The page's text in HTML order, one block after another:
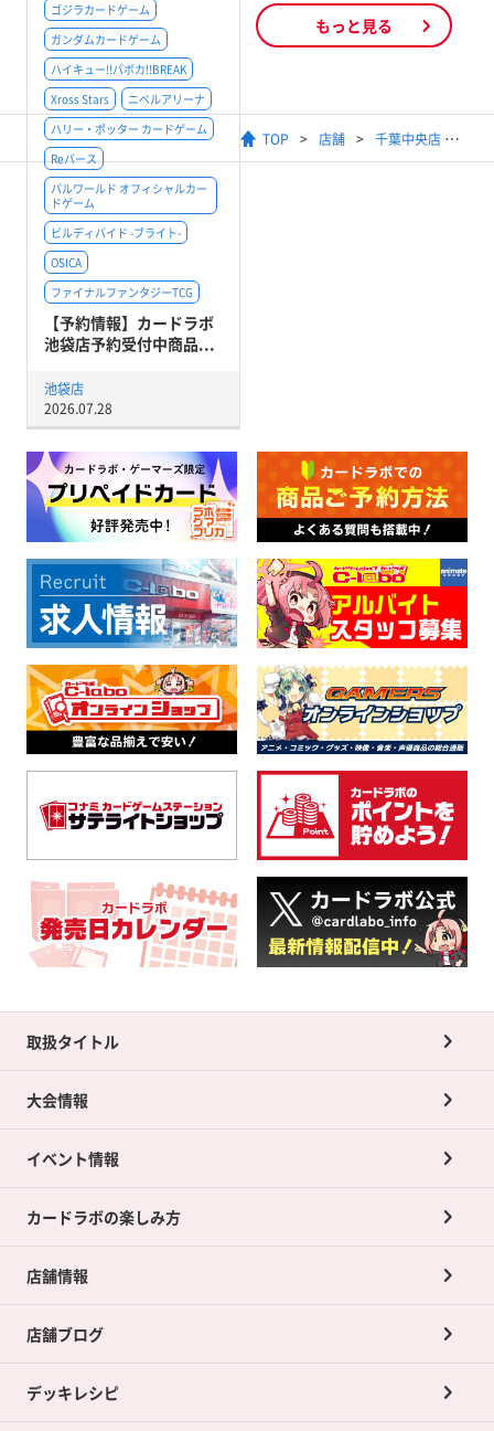
ゴジラカードゲーム
ガンダムカードゲーム
ハイキュー!!バボカ!!BREAK
Xross Stars
ニベルアリーナ
ハリー・ポッター カードゲーム
Reバース
パルワールド オフィシャルカー
ドゲーム
ビルディバイド -ブライト-
OSICA
ファイナルファンタジーTCG
【予約情報】カードラボ
池袋店予約受付中商品...
池袋店
2026.07.28
もっと見る
TOP 店舗 千葉中央店
取扱タイトル
大会情報
イベント情報
カードラボの楽しみ方
店舗情報
店舗ブログ
デッキレシピ